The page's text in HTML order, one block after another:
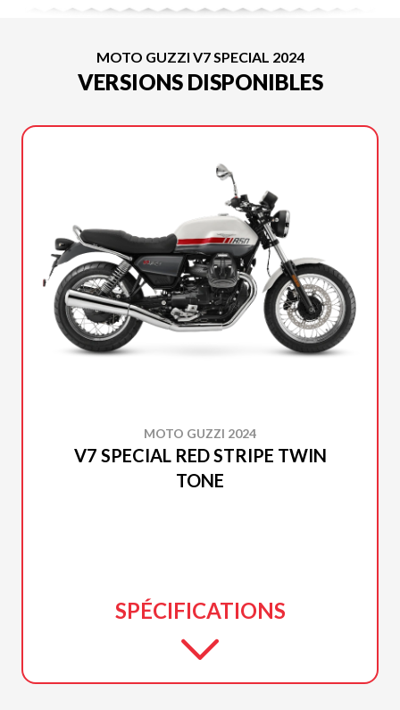
MOTO GUZZI V7 SPECIAL 2024
VERSIONS DISPONIBLES
MOTO GUZZI 2024
V7 SPECIAL RED STRIPE TWIN
TONE
SPÉCIFICATIONS